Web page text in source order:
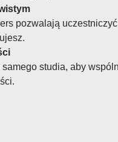
pozwalają
studia, aby